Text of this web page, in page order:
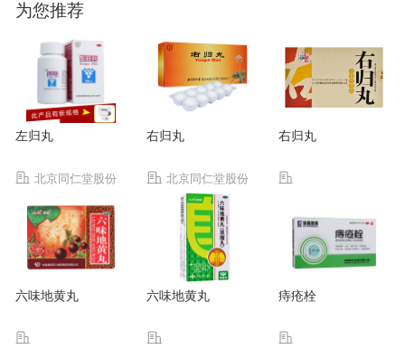
为您推荐
左归丸
北京同仁堂股份
右归丸
北京同仁堂股份
有限公司同仁堂制药
右归丸
六味地黄丸 六味地黄丸 痔疮栓